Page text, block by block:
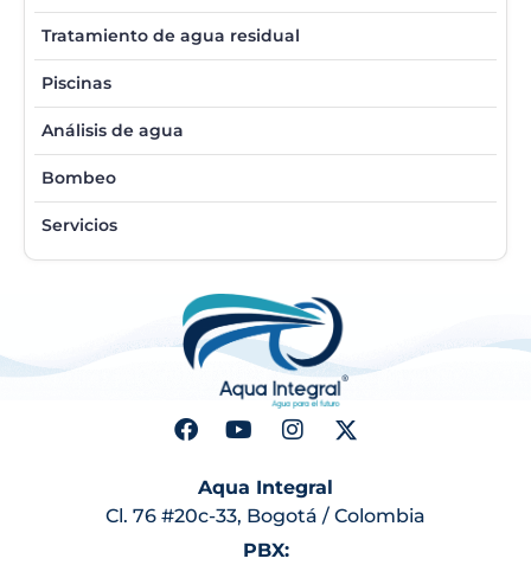
Tratamiento de agua residual
Piscinas
Análisis de agua
Bombeo
Servicios
Aqua Integral
Cl. 76 #20c-33, Bogotá / Colombia
PBX: